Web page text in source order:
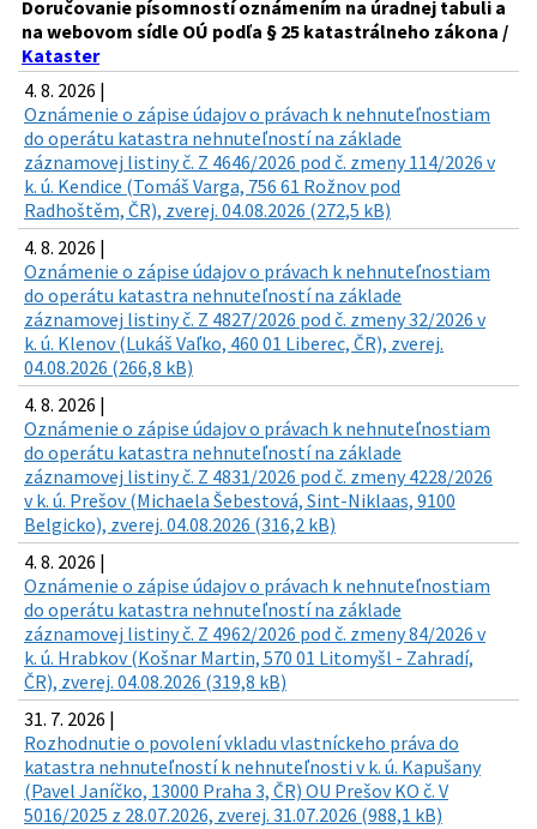
Doručovanie písomností oznámením na úradnej tabuli a
na webovom sídle OÚ podľa § 25 katastrálneho zákona /
Kataster
4. 8. 2026 |
Oznámenie o zápise údajov o právach k nehnuteľnostiam
do operátu katastra nehnuteľností na základe
záznamovej listiny č. Z 4646/2026 pod č. zmeny 114/2026 v
k. ú. Kendice (Tomáš Varga, 756 61 Rožnov pod
Radhoštěm, ČR), zverej. 04.08.2026 (272,5 kB)
4. 8. 2026 |
Oznámenie o zápise údajov o právach k nehnuteľnostiam
do operátu katastra nehnuteľností na základe
záznamovej listiny č. Z 4827/2026 pod č. zmeny 32/2026 v
k. ú. Klenov (Lukáš Vaľko, 460 01 Liberec, ČR), zverej.
04.08.2026 (266,8 kB)
4. 8. 2026 |
Oznámenie o zápise údajov o právach k nehnuteľnostiam
do operátu katastra nehnuteľností na základe
záznamovej listiny č. Z 4831/2026 pod č. zmeny 4228/2026
v k. ú. Prešov (Michaela Šebestová, Sint-Niklaas, 9100
Belgicko), zverej. 04.08.2026 (316,2 kB)
4. 8. 2026 |
Oznámenie o zápise údajov o právach k nehnuteľnostiam
do operátu katastra nehnuteľností na základe
záznamovej listiny č. Z 4962/2026 pod č. zmeny 84/2026 v
k. ú. Hrabkov (Košnar Martin, 570 01 Litomyšl - Zahradí,
ČR), zverej. 04.08.2026 (319,8 kB)
31. 7. 2026 |
Rozhodnutie o povolení vkladu vlastníckeho práva do
katastra nehnuteľností k nehnuteľnosti v k. ú. Kapušany
(Pavel Janíčko, 13000 Praha 3, ČR) OU Prešov KO č. V
5016/2025 z 28.07.2026, zverej. 31.07.2026 (988,1 kB)